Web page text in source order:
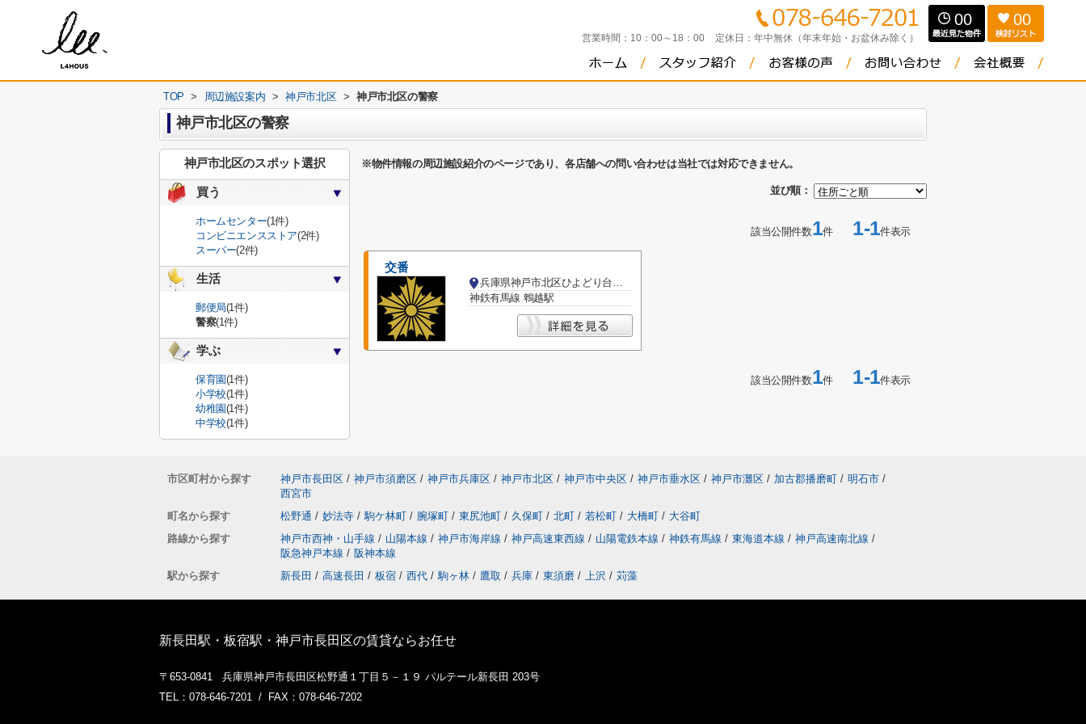
営業時間： 10：00～18：00 定休日： 年中無休（年末年始・お盆休み除く）
00 00
TOP > 周辺施設案内 > 神戸市北区 > 神戸市北区の警察
神戸市北区の警察
※物件情報の周辺施設紹介のページであり、各店舗への問い合わせは当社では対応できません。
並び順：
該当公開件数1件1-1件表示
交番
兵庫県神戸市北区ひよどり台２丁目
神鉄有馬線 鵯越駅
該当公開件数1件1-1件表示
神戸市北区のスポット選択
買う
ホームセンター(1件)
コンビニエンスストア(2件)
スーパー(2件)
生活
郵便局(1件)
警察(1件)
学ぶ
保育園(1件)
小学校(1件)
幼稚園(1件)
中学校(1件)
市区町村から探す 神戸市長田区 / 神戸市須磨区 / 神戸市兵庫区 / 神戸市北区 / 神戸市中央区 / 神戸市垂水区 / 神戸市灘区 / 加古郡播磨町 / 明石市 /
西宮市
町名から探す
松野通 / 妙法寺 / 駒ケ林町 / 腕塚町 / 東尻池町 / 久保町 / 北町 / 若松町 / 大橋町 / 大谷町
路線から探す
神戸市西神・山手線 / 山陽本線 / 神戸市海岸線 / 神戸高速東西線 / 山陽電鉄本線 / 神鉄有馬線 / 東海道本線 / 神戸高速南北線 /
阪急神戸本線 / 阪神本線
駅から探す
新長田 / 高速長田 / 板宿 / 西代 / 駒ヶ林 / 鷹取 / 兵庫 / 東須磨 / 上沢 / 苅藻
新長田駅・板宿駅・神戸市長田区の賃貸ならお任せ
〒653-0841 兵庫県神戸市長田区松野通１丁目５－１９ パルテール新長田 203号
TEL：078-646-7201 / FAX：078-646-7202